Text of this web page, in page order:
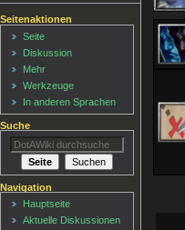
Seitenaktionen
Seite
Diskussion
Mehr
Werkzeuge
In anderen Sprachen
Suche
Navigation
Hauptseite
Aktuelle Diskussionen